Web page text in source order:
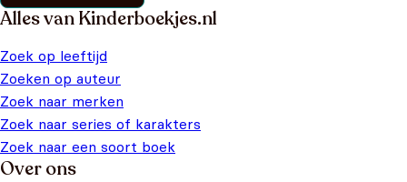
Alles van Kinderboekjes.nl
Zoek op leeftijd
Zoeken op auteur
Zoek naar merken
Zoek naar series of karakters
Zoek naar een soort boek
Over ons